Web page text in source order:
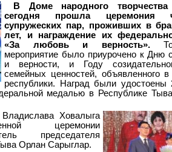
В Доме народного
сегодня прошла церемония
супружеских пар, проживших в
лет, и награждение их
«За любовь и верность».
мероприятие было приурочено к Дню
и верности, и Году
семейных ценностей, объявленного
республики. Наград были удостоены
медалью в Республике
Ховалыга
церемонии
председателя
Орлан Сарыглар.